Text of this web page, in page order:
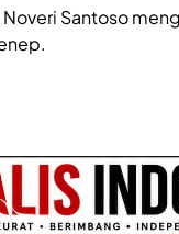
Noveri Santoso